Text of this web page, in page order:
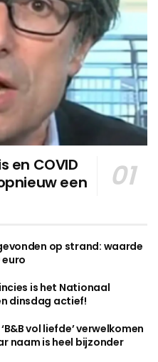
en COVID
een
op strand: waarde
is het Nationaal
dinsdag actief!
vol liefde’ verwelkomen
naam is heel bijzonder